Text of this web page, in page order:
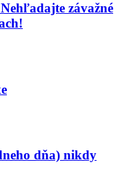
závažné
dňa) nikdy